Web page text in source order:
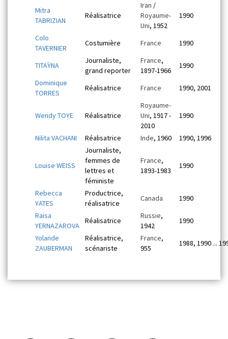
Mitra
TABRIZIAN
Réalisatrice
Iran /
Royaume-
Uni, 1952
1990
Colo
TAVERNIER
Costumière France 1990
TITAŸNA
Journaliste,
grand reporter
France,
1897-1966
1990
Dominique
TORRES
Réalisatrice France 1990, 2001
Wendy TOYE Réalisatrice
Royaume-
Uni, 1917 -
2010
1990
Nilita VACHANI Réalisatrice Inde, 1960 1990, 1996
Louise WEISS
Journaliste,
femmes de
lettres et
féministe
France,
1893-1983
1990
Rebecca
YATES
Productrice,
réalisatrice
Canada
1990
Raisa
YERNAZAROVA
Réalisatrice
Russie,
1942
1990
Yolande
ZAUBERMAN
Réalisatrice,
scénariste
France,
955
1988, 1990 ...